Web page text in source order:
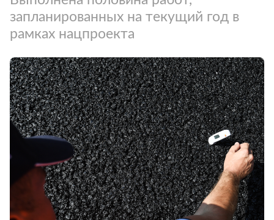
запланированных на текущий год в
рамках нацпроекта